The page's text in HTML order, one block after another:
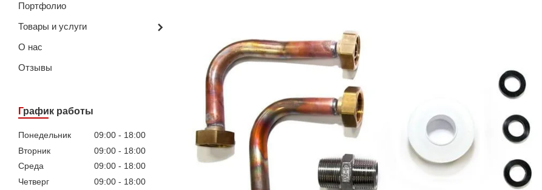
Портфолио
Товары и услуги
О нас
Отзывы
График работы
Понедельник 09:00
18:00
Вторник
09:00
18:00
Среда
09:00
18:00
Четверг
09:00
18:00